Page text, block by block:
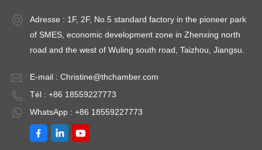
Adresse : 1F, 2F, No.5 standard factory in the pioneer park
of SMES, economic development zone in Zhenxing north
road and the west of Wuling south road, Taizhou, Jiangsu.
E-mail : Christine@thchamber.com
Tél : +86 18559227773
WhatsApp : +86 18559227773